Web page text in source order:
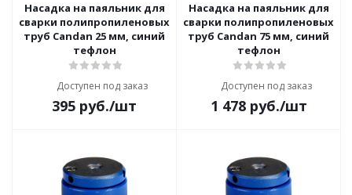
Насадка на паяльник для
сварки полипропиленовых
труб Candan 25 мм, синий
тефлон
Доступен под заказ
395 руб./шт
Насадка на паяльник для
сварки полипропиленовых
труб Candan 75 мм, синий
тефлон
Доступен под заказ
1 478руб./шт